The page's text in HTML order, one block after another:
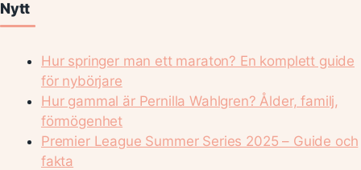
Nytt
Hur springer man ett maraton? En komplett guide
för nybörjare
Hur gammal är Pernilla Wahlgren? Ålder, familj,
förmögenhet
Premier League Summer Series 2025 – Guide och
fakta